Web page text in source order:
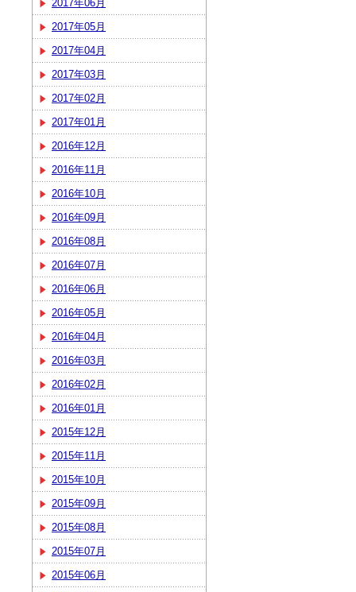
2017年06月
2017年05月
2017年04月
2017年03月
2017年02月
2017年01月
2016年12月
2016年11月
2016年10月
2016年09月
2016年08月
2016年07月
2016年06月
2016年05月
2016年04月
2016年03月
2016年02月
2016年01月
2015年12月
2015年11月
2015年10月
2015年09月
2015年08月
2015年07月
2015年06月